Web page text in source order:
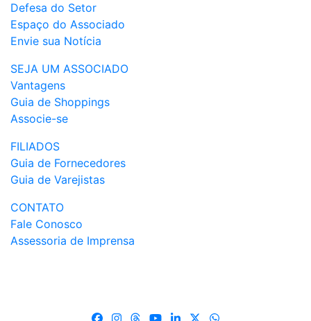
Defesa do Setor
Espaço do Associado
Envie sua Notícia
SEJA UM ASSOCIADO
Vantagens
Guia de Shoppings
Associe-se
FILIADOS
Guia de Fornecedores
Guia de Varejistas
CONTATO
Fale Conosco
Assessoria de Imprensa